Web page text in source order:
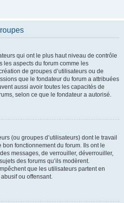
qui ont le plus haut niveau de contrôle
les aspects du forum comme les
de groupes d’utilisateurs ou de
que le fondateur du forum a attribuées
aussi avoir toutes les capacités de
selon ce que le fondateur a autorisé.
(ou groupes d’utilisateurs) dont le travail
fonctionnement du forum. Ils ont le
messages, de verrouiller, déverrouiller,
des forums qu’ils modèrent.
que les utilisateurs partent en
ou offensant.